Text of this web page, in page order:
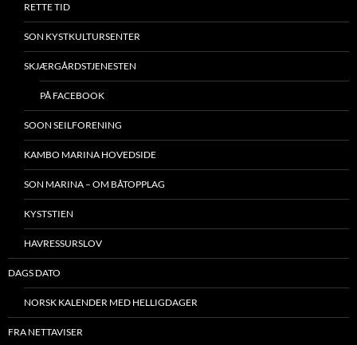
RETTE TID
SON KYSTKULTURSENTER
SKJÆRGÅRDSTJENESTEN
PÅ FACEBOOK
SOON SEILFORENING
KAMBO MARINA HOVEDSIDE
SON MARINA – OM BÅTOPPLAG
KYSTSTIEN
HAVRESSURSLOV
DAGS DATO
NORSK KALENDER MED HELLIGDAGER
FRA NETTAVISER